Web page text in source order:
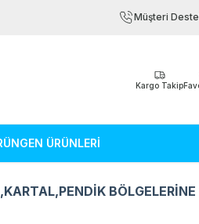
Müşteri
Kargo Takip
ÜRÜNLERİ